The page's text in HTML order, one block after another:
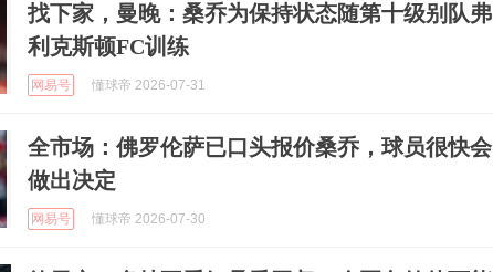
找下家，曼晚：桑乔为保持状态随第十级别队弗
利克斯顿FC训练
网易号 懂球帝 2026-07-31
全市场：佛罗伦萨已口头报价桑乔，球员很快会
做出决定
网易号 懂球帝 2026-07-30